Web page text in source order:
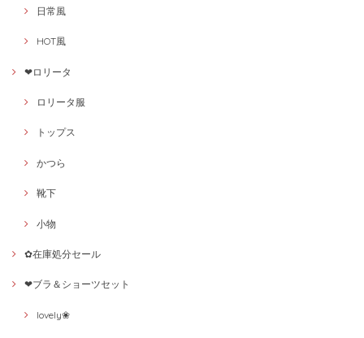
日常風
HOT風
❤ロリータ
ロリータ服
トップス
かつら
靴下
小物
✿在庫処分セール
❤ブラ＆ショーツセット
lovely❀